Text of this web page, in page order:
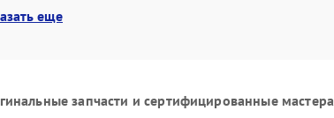
еще
запчасти и сертифицированные мастера